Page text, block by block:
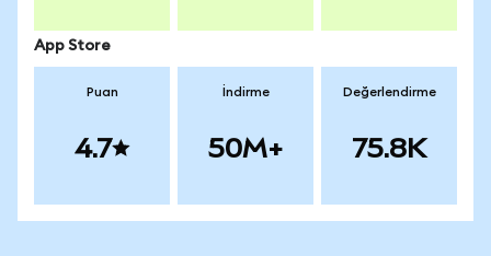
App Store
Puan
4.7
İndirme
50M+
Değerlendirme
75.8K